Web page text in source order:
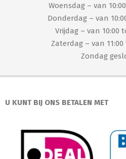
Woensdag – van
Donderdag – van
Vrijdag – van 10:00
Zaterdag – van
Zondag
U KUNT BIJ ONS BETALEN MET